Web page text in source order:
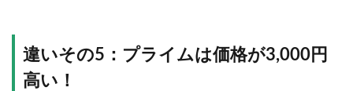
違いその5：プライムは価格が3,000円
高い！